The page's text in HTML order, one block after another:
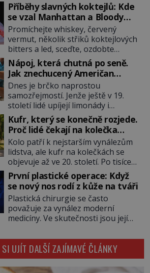
Příběhy slavných koktejlů: Kde
se vzal Manhattan a Bloody
Mary?
Promíchejte whiskey, červený
vermut, několik střiků koktejlových
bitters a led, sceďte, ozdobte
koktejlovou třešinkou a tadá…
Manhattan je tu! A pokud to má být
skutečně on, dejte si pozor, ať
místo klasické americké rye
whiskey či klidně bourbonu
nepoužijete skotskou whisku. Co
se stane? Inu, koktejl bude stále
skvělý, ale už to nebude
Manhattan ale […]
Nápoj, která chutná po seně.
Jak znechucený Američan
vymyslel brčko
Dnes je brčko naprostou
samozřejmostí. Jenže ještě v 19.
století lidé upíjejí limonády i
koktejly dutými stébly žita nebo
žitné slámy. Fungují sice dobře,
mají ale jednu nepříjemnou
vlastnost po chvíli se rozmáčejí a
nápoji dodávají travnatou příchuť.
Právě tahle drobná nepříjemnost
přivede amerického výrobce
cigaretových náustků k nápadu,
který změní způsob pití po celém
[…]
Kufr, který se konečně rozjede.
Proč lidé čekají na kolečka
téměř pět tisíc let?
Kolo patří k nejstarším vynálezům
lidstva, ale kufr na kolečkách se
objevuje až ve 20. století. Po tisíce
let lidé vláčejí těžká zavazadla v
rukou, na zádech nebo je nakládají
na povozy. Stačí přitom jediný
nápad, připevnit ke kufru kolečka.
Jenže právě ten nikdo dlouho
nedostane. Až jednou se na letišti
První plastické operace: Když
se nový nos rodí z kůže na tváři
Plastická chirurgie se často
považuje za vynález moderní
medicíny. Ve skutečnosti jsou její
tisíce let. V dobách, kdy ještě
neexistují antibiotika ani anestezie,
se odvážní lékaři pokoušejí vracet
lidem tváře znetvořené válkou,
SI UJÍT DALŠÍ ZAJÍMAVÉ ČLÁNKY